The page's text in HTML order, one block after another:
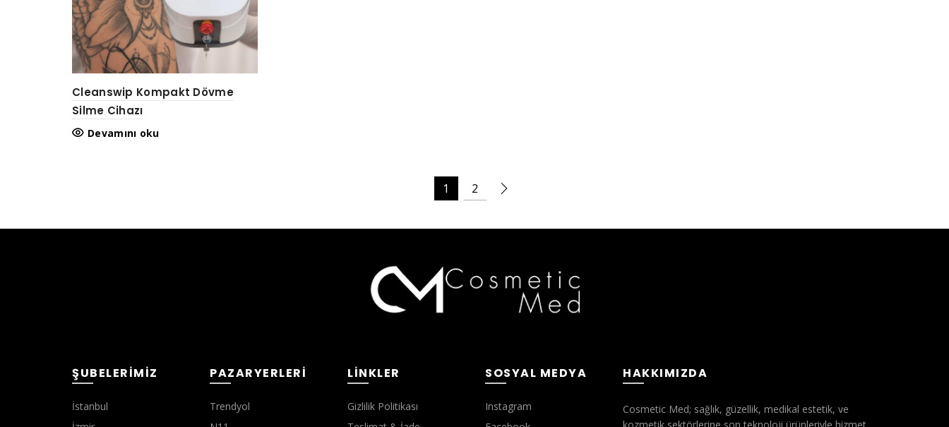
Cleanswip Kompakt Dövme
Silme Cihazı
Devamını oku
1 2
ŞUBELERIMIZ
İstanbul
PAZARYERLERI
Trendyol
LINKLER
Gizlilik Politikası
SOSYAL MEDYA
Instagram
HAKKIMIZDA
Cosmetic Med; sağlık, güzellik, medikal estetik, ve